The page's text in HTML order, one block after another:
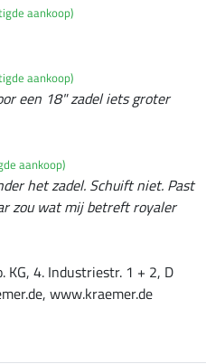
aankoop)
aankoop)
een 18" zadel iets groter
aankoop)
het zadel. Schuift niet. Past
zou wat mij betreft royaler
KG, 4. Industriestr. 1 + 2, D
www.kraemer.de